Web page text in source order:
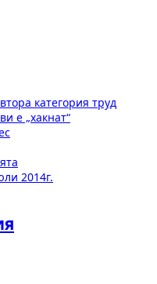
категория труд
е „хакнат“
2014г.